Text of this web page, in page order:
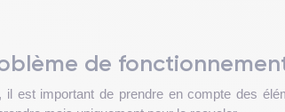
de
est important de prendre en compte des